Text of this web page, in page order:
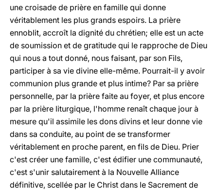
une croisade de prière en famille qui donne
véritablement les plus grands espoirs. La prière
ennoblit, accroît la dignité du chrétien; elle est un acte
de soumission et de gratitude qui le rapproche de Dieu
qui nous a tout donné, nous faisant, par son Fils,
participer à sa vie divine elle-même. Pourrait-il y avoir
communion plus grande et plus intime? Par sa prière
personnelle, par la prière faite au foyer, et plus encore
par la prière liturgique, l'homme renaît chaque jour à
mesure qu'il assimile les dons divins et leur donne vie
dans sa conduite, au point de se transformer
véritablement en proche parent, en fils de Dieu. Prier
c'est créer une famille, c'est édifier une communauté,
c'est s'unir salutairement à la Nouvelle Alliance
définitive, scellée par le Christ dans le Sacrement de